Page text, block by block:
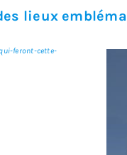
lieux
feront-cette-